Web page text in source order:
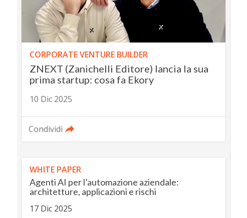
CORPORATE VENTURE BUILDER
ZNEXT (Zanichelli Editore) lancia la sua
prima startup: cosa fa Ekory
10 Dic 2025
Condividi
WHITE PAPER
Agenti AI per l’automazione aziendale:
architetture, applicazioni e rischi
17 Dic 2025